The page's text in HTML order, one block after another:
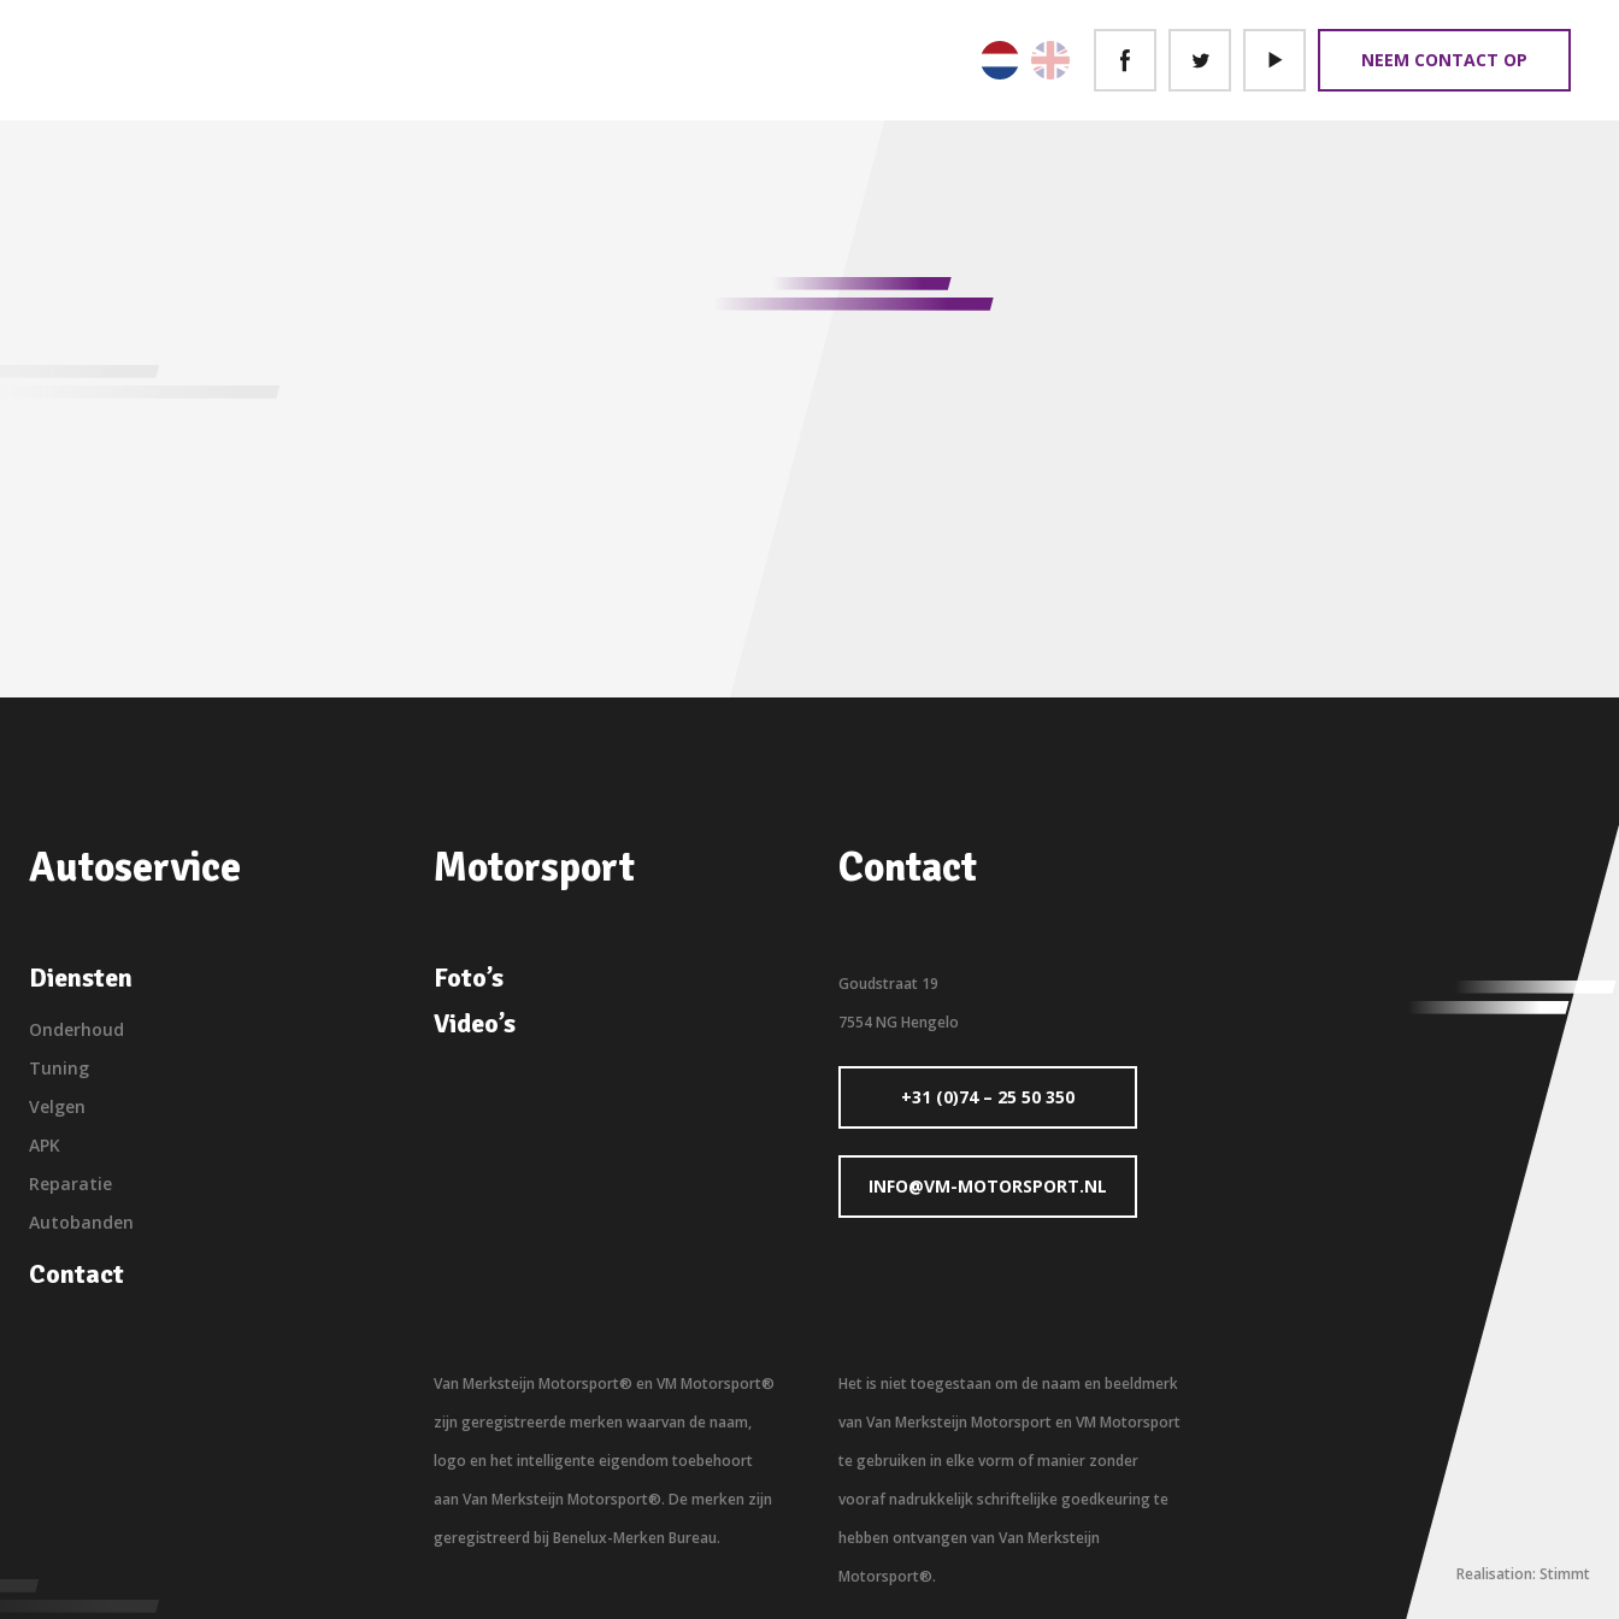
NEEM CONTACT OP
Autoservice
Diensten
Onderhoud
Tuning
Velgen
APK
Reparatie
Autobanden
Contact
Motorsport
Foto’s
Video’s
Contact
Goudstraat 19
7554 NG Hengelo
+31 (0)74 – 25 50 350
INFO@VM-MOTORSPORT.NL
Van Merksteijn Motorsport® en VM Motorsport®
zijn geregistreerde merken waarvan de naam,
logo en het intelligente eigendom toebehoort
aan Van Merksteijn Motorsport®. De merken zijn
geregistreerd bij Benelux-Merken Bureau.
Het is niet toegestaan om de naam en beeldmerk
van Van Merksteijn Motorsport en VM Motorsport
te gebruiken in elke vorm of manier zonder
vooraf nadrukkelijk schriftelijke goedkeuring te
hebben ontvangen van Van Merksteijn
Motorsport®.
Realisation: Stimmt